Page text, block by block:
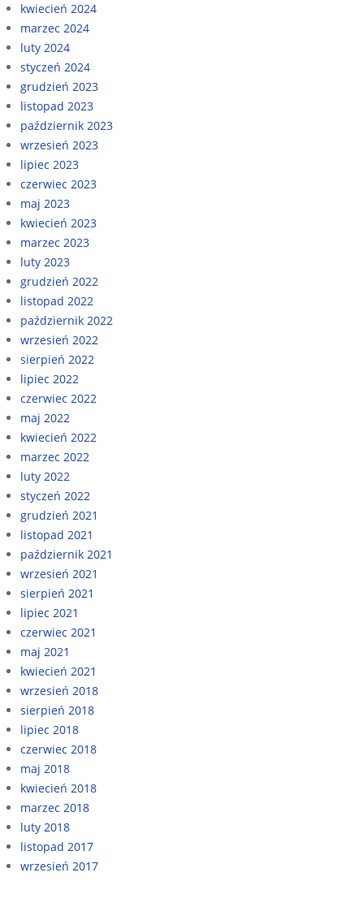
kwiecień 2024
marzec 2024
luty 2024
styczeń 2024
grudzień 2023
listopad 2023
październik 2023
wrzesień 2023
lipiec 2023
czerwiec 2023
maj 2023
kwiecień 2023
marzec 2023
luty 2023
grudzień 2022
listopad 2022
październik 2022
wrzesień 2022
sierpień 2022
lipiec 2022
czerwiec 2022
maj 2022
kwiecień 2022
marzec 2022
luty 2022
styczeń 2022
grudzień 2021
listopad 2021
październik 2021
wrzesień 2021
sierpień 2021
lipiec 2021
czerwiec 2021
maj 2021
kwiecień 2021
wrzesień 2018
sierpień 2018
lipiec 2018
czerwiec 2018
maj 2018
kwiecień 2018
marzec 2018
luty 2018
listopad 2017
wrzesień 2017